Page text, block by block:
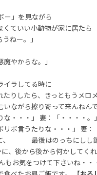
ー」を見ながら
ていい小動物が家に居たら
ねー。」
やからな。」
イラしてる時に
したら、きっともうメロメ
ながら擦り寄って来んねん
・・・」 妻：「・・・・
リボ言うたりな・・・」 妻
、 最後はのっちにしし鍋
から後から何かしてくれ
もお気をつけて下さいね・